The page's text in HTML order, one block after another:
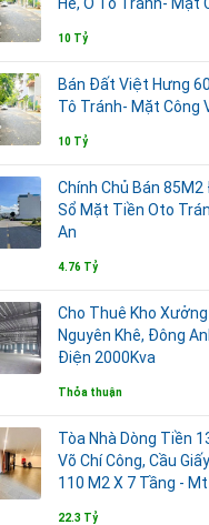
10 Tỷ
Bán Đất Việt Hưng
Tô Tránh- Mặt Công
10 Tỷ
Chính Chủ Bán
Sổ Mặt Tiền Oto
An
4.76 Tỷ
Cho Thuê Kho
Nguyên Khê, Đông
Điện 2000Kva
Thỏa thuận
Tòa Nhà Dòng Tiền
Võ Chí Công, Cầu
110 M2 X 7 Tầng - Mt
22.3 Tỷ